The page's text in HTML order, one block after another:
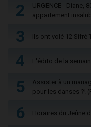
2
URGENCE - Diane,
appartement
3 Ils ont volé 12 Sifré
4 L'édito de la
5
Assister à un
pour les danses ?!
6 Horaires du Jeûne